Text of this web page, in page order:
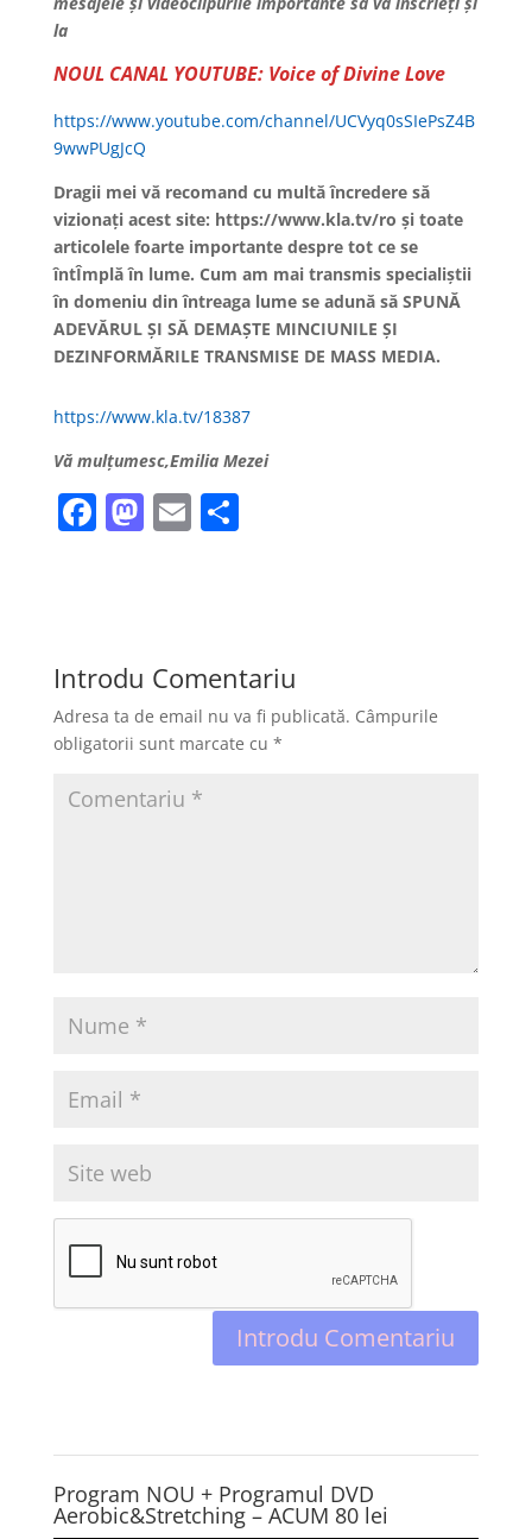
la
NOUL CANAL YOUTUBE: Voice of Divine Love
https://www.youtube.com/channel/UCVyq0sSIePsZ4B
9wwPUgJcQ
Dragii mei vă recomand cu multă încredere să
vizionați acest site: https://www.kla.tv/ro și toate
articolele foarte importante despre tot ce se
întÎmplă în lume. Cum am mai transmis specialiștii
în domeniu din întreaga lume se adună să SPUNĂ
ADEVĂRUL ȘI SĂ DEMAȘTE MINCIUNILE ȘI
DEZINFORMĂRILE TRANSMISE DE MASS MEDIA.
https://www.kla.tv/18387
Vă mulțumesc,Emilia Mezei
F
b
o
o
M
d
o
n
E P
a
z
ă
Introdu Comentariu
Adresa ta de email nu va fi publicată. Câmpurile
obligatorii sunt marcate cu *
Program NOU + Programul DVD
Aerobic&Stretching – ACUM 80 lei